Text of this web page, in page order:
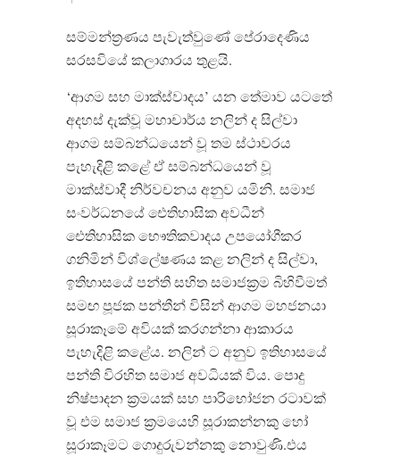
සම්මන්ත්‍රණය පැවැත්වුණේ පේරාදෙණිය
සරසවියේ කලාගාරය තුළයි.
‘ආගම සහ මාක්ස්වාදය’ යන තේමාව යටතේ
අදහස් දැක්වූ මහාචාර්ය නලින් ද සිල්වා
ආගම සම්බන්ධයෙන් වූ තම ස්ථාවරය
පැහැදිළි කළේ ඒ සම්බන්ධයෙන් වූ
මාක්ස්වාදී නිර්වචනය අනුව යමිනි. සමාජ
සංවර්ධනයේ ඓතිහාසික අවධීන්
ඓතිහාසික භෞතිකවාදය උපයෝගීකර
ගනිමින් විශ්ලේෂණය කළ නලින් ද සිල්වා,
ඉතිහාසයේ පන්ති සහිත සමාජක්‍රම බිහිවීමත්
සමඟ පූජක පන්තීන් විසින් ආගම මහජනයා
සූරාකෑමේ අවියක් කරගන්නා ආකාරය
පැහැදිළි කළේය. නලින් ට අනුව ඉතිහාසයේ
පන්ති විරහිත සමාජ අවධියක් විය. පොදු
නිෂ්පාදන ක්‍රමයක් සහ පාරිභෝජන රටාවක්
වූ එම සමාජ ක්‍රමයෙහි සූරාකන්නකු හෝ
සූරාකෑමට ගොදුරුවන්නකු නොවුණි.එය